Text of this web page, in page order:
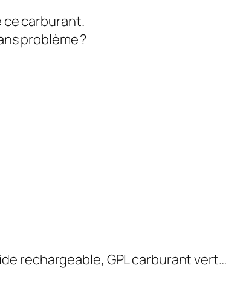
ce carburant.
problème ?
rechargeable, GPL carburant vert…